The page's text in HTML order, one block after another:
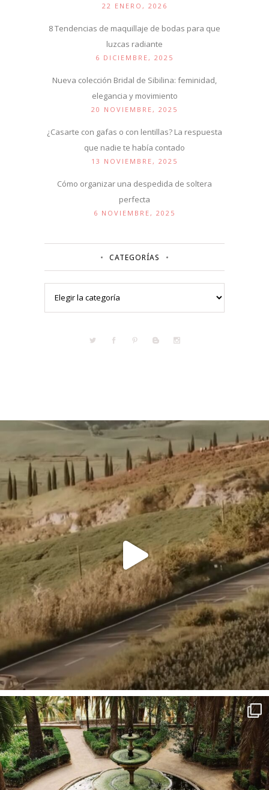
22 ENERO, 2026
8 Tendencias de maquillaje de bodas para que
luzcas radiante
6 DICIEMBRE, 2025
Nueva colección Bridal de Sibilina: feminidad,
elegancia y movimiento
20 NOVIEMBRE, 2025
¿Casarte con gafas o con lentillas? La respuesta
que nadie te había contado
13 NOVIEMBRE, 2025
Cómo organizar una despedida de soltera
perfecta
6 NOVIEMBRE, 2025
CATEGORÍAS